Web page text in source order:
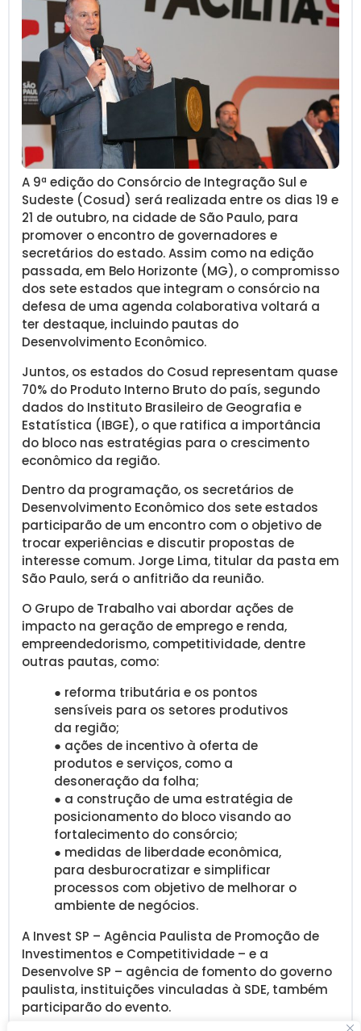
A 9ª edição do Consórcio de Integração Sul e
Sudeste (Cosud) será realizada entre os dias 19 e
21 de outubro, na cidade de São Paulo, para
promover o encontro de governadores e
secretários do estado. Assim como na edição
passada, em Belo Horizonte (MG), o compromisso
dos sete estados que integram o consórcio na
defesa de uma agenda colaborativa voltará a
ter destaque, incluindo pautas do
Desenvolvimento Econômico.
Juntos, os estados do Cosud representam quase
70% do Produto Interno Bruto do país, segundo
dados do Instituto Brasileiro de Geografia e
Estatística (IBGE), o que ratifica a importância
do bloco nas estratégias para o crescimento
econômico da região.
Dentro da programação, os secretários de
Desenvolvimento Econômico dos sete estados
participarão de um encontro com o objetivo de
trocar experiências e discutir propostas de
interesse comum. Jorge Lima, titular da pasta em
São Paulo, será o anfitrião da reunião.
O Grupo de Trabalho vai abordar ações de
impacto na geração de emprego e renda,
empreendedorismo, competitividade, dentre
outras pautas, como:
● reforma tributária e os pontos
sensíveis para os setores produtivos
da região;
● ações de incentivo à oferta de
produtos e serviços, como a
desoneração da folha;
● a construção de uma estratégia de
posicionamento do bloco visando ao
fortalecimento do consórcio;
● medidas de liberdade econômica,
para desburocratizar e simplificar
processos com objetivo de melhorar o
ambiente de negócios.
A Invest SP – Agência Paulista de Promoção de
Investimentos e Competitividade – e a
Desenvolve SP – agência de fomento do governo
paulista, instituições vinculadas à SDE, também
participarão do evento.